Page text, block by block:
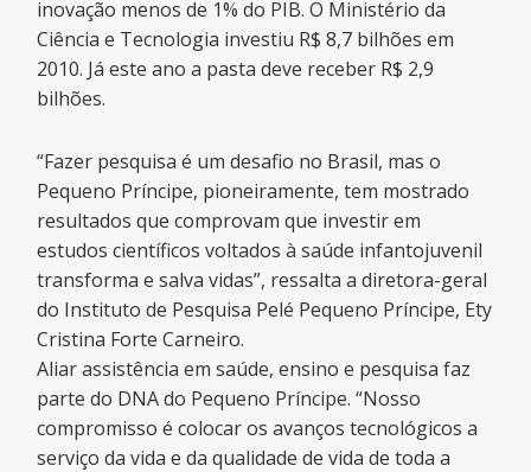
inovação menos de 1% do PIB. O Ministério da
Ciência e Tecnologia investiu R$ 8,7 bilhões em
2010. Já este ano a pasta deve receber R$ 2,9
bilhões.
“Fazer pesquisa é um desafio no Brasil, mas o
Pequeno Príncipe, pioneiramente, tem mostrado
resultados que comprovam que investir em
estudos científicos voltados à saúde infantojuvenil
transforma e salva vidas”, ressalta a diretora-geral
do Instituto de Pesquisa Pelé Pequeno Príncipe, Ety
Cristina Forte Carneiro.
Aliar assistência em saúde, ensino e pesquisa faz
parte do DNA do Pequeno Príncipe. “Nosso
compromisso é colocar os avanços tecnológicos a
serviço da vida e da qualidade de vida de toda a